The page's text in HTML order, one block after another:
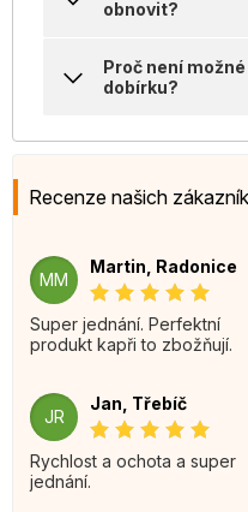
obnovit?
Proč není
dobírku?
Recenze našich
MM
Martin, Radonice
Super jednání. Perfektní
produkt kapři to zbožňují.
JR
Jan, Třebíč
Rychlost a ochota a super
jednání.